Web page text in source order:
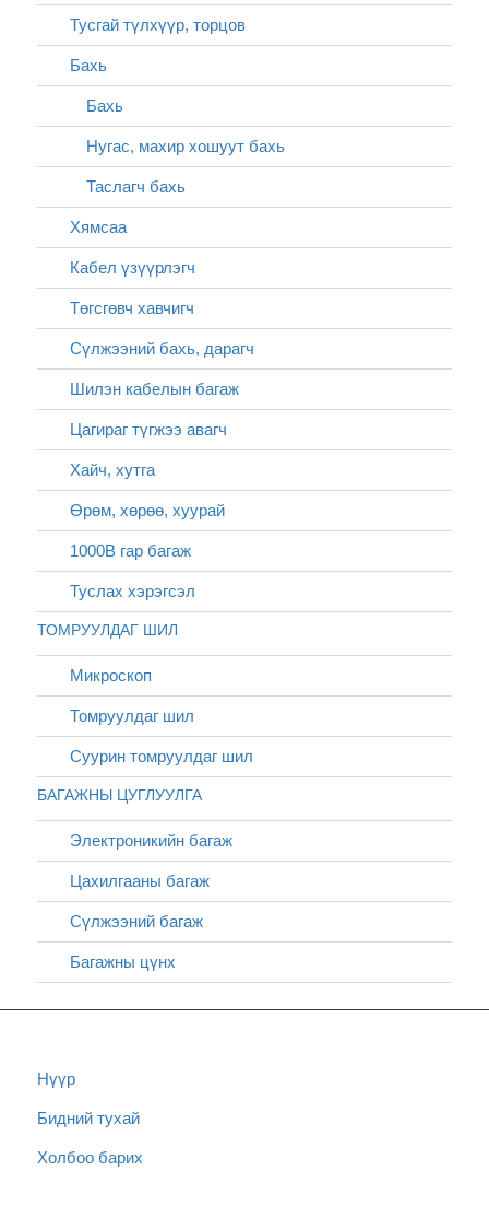
Тусгай түлхүүр, торцов
Бахь
Бахь
Нугас, махир хошуут бахь
Таслагч бахь
Хямсаа
Кабел үзүүрлэгч
Төгсгөвч хавчигч
Сүлжээний бахь, дарагч
Шилэн кабелын багаж
Цагираг түгжээ авагч
Хайч, хутга
Өрөм, хөрөө, хуурай
1000В гар багаж
Туслах хэрэгсэл
ТОМРУУЛДАГ ШИЛ
Микроскоп
Томруулдаг шил
Суурин томруулдаг шил
БАГАЖНЫ ЦУГЛУУЛГА
Электроникийн багаж
Цахилгааны багаж
Сүлжээний багаж
Багажны цүнх
Нүүр
Бидний тухай
Холбоо барих